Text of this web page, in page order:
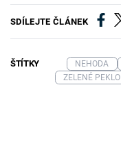
SDÍLEJTE ČLÁNEK
ŠTÍTKY NEHODA
ZELENÉ PEKLO